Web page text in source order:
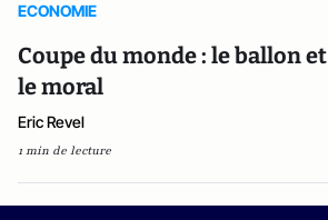
ECONOMIE
Coupe du monde : le ballon et
le moral
Eric Revel
1 min de lecture